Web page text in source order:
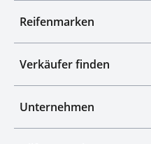
Reifenmarken
Verkäufer finden
Unternehmen